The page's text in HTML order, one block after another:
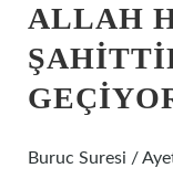
ALLAH
Buruc Suresi /